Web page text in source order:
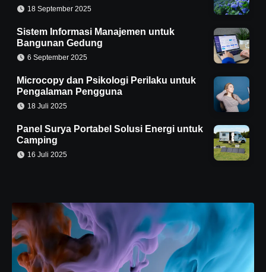
18 September 2025
Sistem Informasi Manajemen untuk
Bangunan Gedung
6 September 2025
Microcopy dan Psikologi Perilaku untuk
Pengalaman Pengguna
18 Juli 2025
Panel Surya Portabel Solusi Energi untuk
Camping
16 Juli 2025